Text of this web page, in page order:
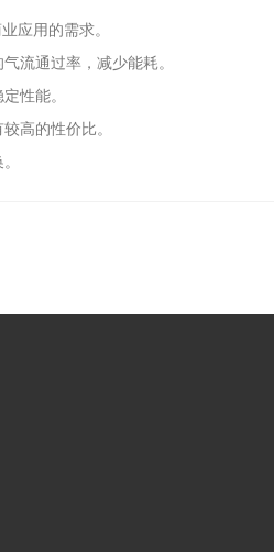
应用的需求。
流通过率，减少能耗。
性能。
高的性价比。